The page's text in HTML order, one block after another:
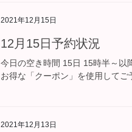
2021年12月15日
12月15日予約状況
今日の空き時間 15日 15時半～以
お得な「クーポン」を使用してご
2021年12月13日